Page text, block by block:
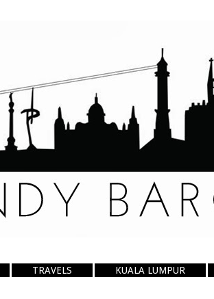
TRAVELS KUALA LUMPUR